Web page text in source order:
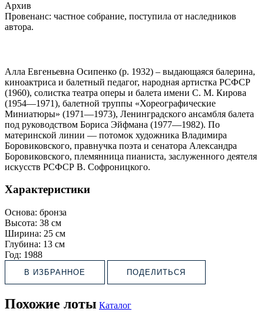
Архив
Провенанс: частное собрание, поступила от наследников
автора.
Алла Евгеньевна Осипенко (р. 1932) – выдающаяся балерина,
киноактриса и балетный педагог, народная артистка РСФСР
(1960), солистка театра оперы и балета имени С. М. Кирова
(1954—1971), балетной труппы «Хореографические
Миниатюры» (1971—1973), Ленинградского ансамбля балета
под руководством Бориса Эйфмана (1977—1982). По
материнской линии — потомок художника Владимира
Боровиковского, правнучка поэта и сенатора Александра
Боровиковского, племянница пианиста, заслуженного деятеля
искусств РСФСР В. Софроницкого.
Характеристики
Основа: бронза
Высота: 38 см
Ширина: 25 см
Глубина: 13 см
Год: 1988
В ИЗБРАННОЕ ПОДЕЛИТЬСЯ
Похожие лоты Каталог